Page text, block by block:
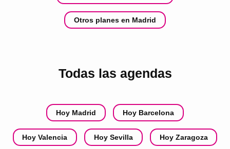
Otros planes en Madrid
Todas las agendas
Hoy Madrid Hoy Barcelona
Hoy Valencia Hoy Sevilla Hoy Zaragoza